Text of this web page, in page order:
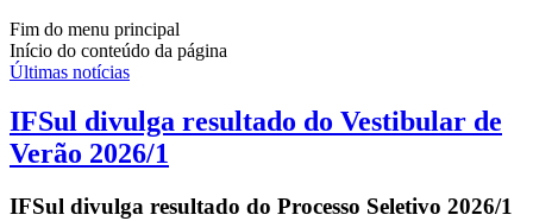
Fim do menu principal
Início do conteúdo da página
Últimas notícias
IFSul divulga resultado do Vestibular de
Verão 2026/1
IFSul divulga resultado do Processo Seletivo 2026/1